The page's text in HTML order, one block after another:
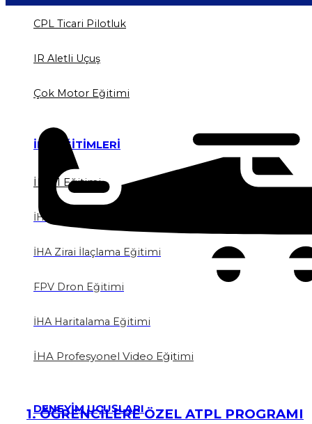
CPL Ticari Pilotluk
IR Aletli Uçuş
Çok Motor Eğitimi
İHA EĞİTİMLERİ
İHA 1 Eğitimi
İHA 2 Eğitimi
İHA Zirai İlaçlama Eğitimi
FPV Dron Eğitimi
İHA Haritalama Eğitimi
İHA Profesyonel Video Eğitimi
DENEYİM UÇUŞLARI
1. ÖĞRENCİLERE ÖZEL ATPL PROGRAMI